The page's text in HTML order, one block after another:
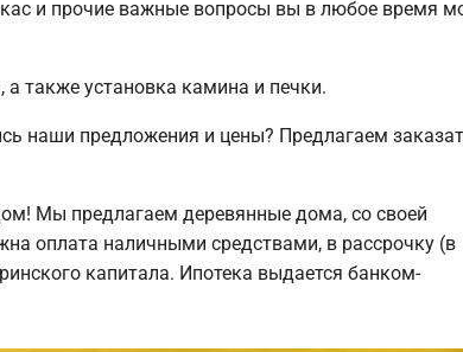
и прочие важные вопросы вы в любое время
а также установка камина и печки.
наши предложения и цены? Предлагаем
Мы предлагаем деревянные дома, со своей
оплата наличными средствами, в рассрочку (в
капитала. Ипотека выдается банком-